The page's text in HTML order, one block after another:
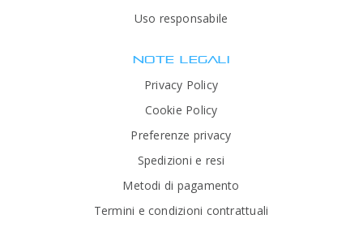
Uso responsabile
NOTE LEGALI
Privacy Policy
Cookie Policy
Preferenze privacy
Spedizioni e resi
Metodi di pagamento
Termini e condizioni contrattuali